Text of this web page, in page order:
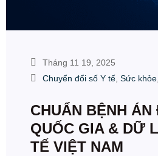
Tháng 11 19, 2025
Chuyển đổi số Y tế, Sức khỏe,
CHUẨN BỆNH
QUỐC GIA & DỮ
TẾ VIỆT NAM